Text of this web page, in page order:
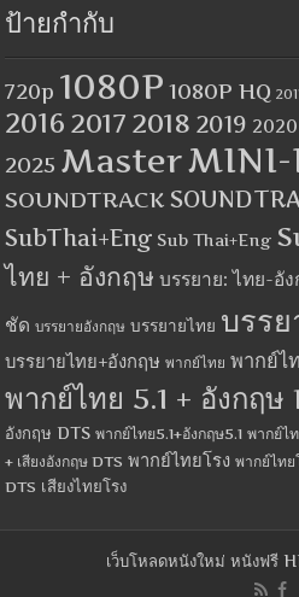
ป้ายกำกับ
720p 1080P 1080P HQ
2016 2017 2018 2019 2020
2025 MasterMINI-
SOUNDTRACK
SubThai+Eng Sub Thai+Eng
ไทย + อังกฤษ บรรยาย: ไทย-อั
ชัด บรรยายอังกฤษ บรรยายไทย บรร
บรรยายไทย+อังกฤษ พากย์ไทย พากย์ไ
พากย์ไทย 5.1 + อังกฤษ
อังกฤษ DTS พากย์ไทย5.1+อังกฤษ5.1 พากย์ไ
+ เสียงอังกฤษ DTS พากย์ไทยโรง พากย์ไทย
DTS เสียงไทยโรง
เว็บโหลดหนังใหม่ หนังฟรี